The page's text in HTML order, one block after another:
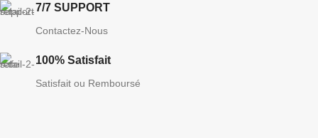
7/7 SUPPORT
Contactez-Nous
100% Satisfait
Satisfait ou Remboursé